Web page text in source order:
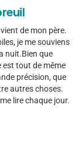
de mon père.
je me souviens
nuit.Bien que
est tout de même
précision, que
autres choses.
lire chaque jour.